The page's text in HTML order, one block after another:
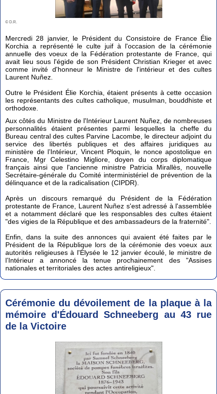
© D.R.
Mercredi 28 janvier, le Président du Consistoire de France Élie
Korchia a représenté le culte juif à l'occasion de la cérémonie
annuelle des voeux de la Fédération protestante de France, qui
avait lieu sous l'égide de son Président Christian Krieger et avec
comme invité d'honneur le Ministre de l'intérieur et des cultes
Laurent Nuñez.
Outre le Président Élie Korchia, étaient présents à cette occasion
les représentants des cultes catholique, musulman, bouddhiste et
orthodoxe.
Aux côtés du Ministre de l'Intérieur Laurent Nuñez, de nombreuses
personnalités étaient présentes parmi lesquelles la cheffe du
Bureau central des cultes Parvine Lacombe, le directeur adjoint du
service des libertés publiques et des affaires juridiques au
ministère de l’Intérieur, Vincent Ploquin, le nonce apostolique en
France, Mgr Celestino Migliore, doyen du corps diplomatique
français ainsi que l'ancienne ministre Patricia Mirallès, nouvelle
Secrétaire-générale du Comité interministériel de prévention de la
délinquance et de la radicalisation (CIPDR).
Après un discours remarqué du Président de la Fédération
protestante de France, Laurent Nuñez s'est adressé à l'assemblée
et a notamment déclaré que les responsables des cultes étaient
"des vigies de la République et des ambassadeurs de la fraternité".
Enfin, dans la suite des annonces qui avaient été faites par le
Président de la République lors de la cérémonie des voeux aux
autorités religieuses à l'Élysée le 12 janvier écoulé, le ministre de
l’Intérieur a annoncé la tenue prochainement des "Assises
nationales et territoriales des actes antireligieux".
Cérémonie du dévoilement de la plaque à la
mémoire d'Édouard Schneeberg au 43 rue
de la Victoire